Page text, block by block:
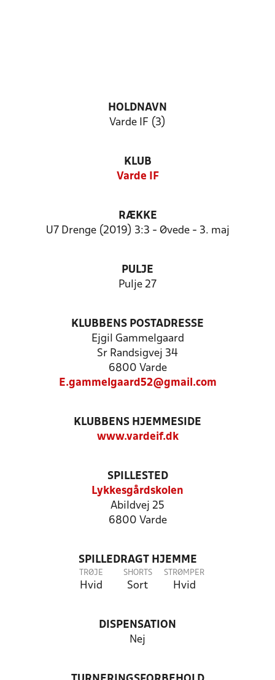
HOLDNAVN
Varde IF (3)
KLUB
Varde IF
RÆKKE
U7 Drenge (2019) 3:3 - Øvede - 3. maj
PULJE
Pulje 27
KLUBBENS POSTADRESSE
Ejgil Gammelgaard
Sr Randsigvej 34
6800 Varde
E.gammelgaard52@gmail.com
KLUBBENS HJEMMESIDE
www.vardeif.dk
SPILLESTED
Lykkesgårdskolen
Abildvej 25
6800 Varde
SPILLEDRAGT HJEMME
TRØJE
Hvid
SHORTS
Sort
STRØMPER
Hvid
DISPENSATION
Nej